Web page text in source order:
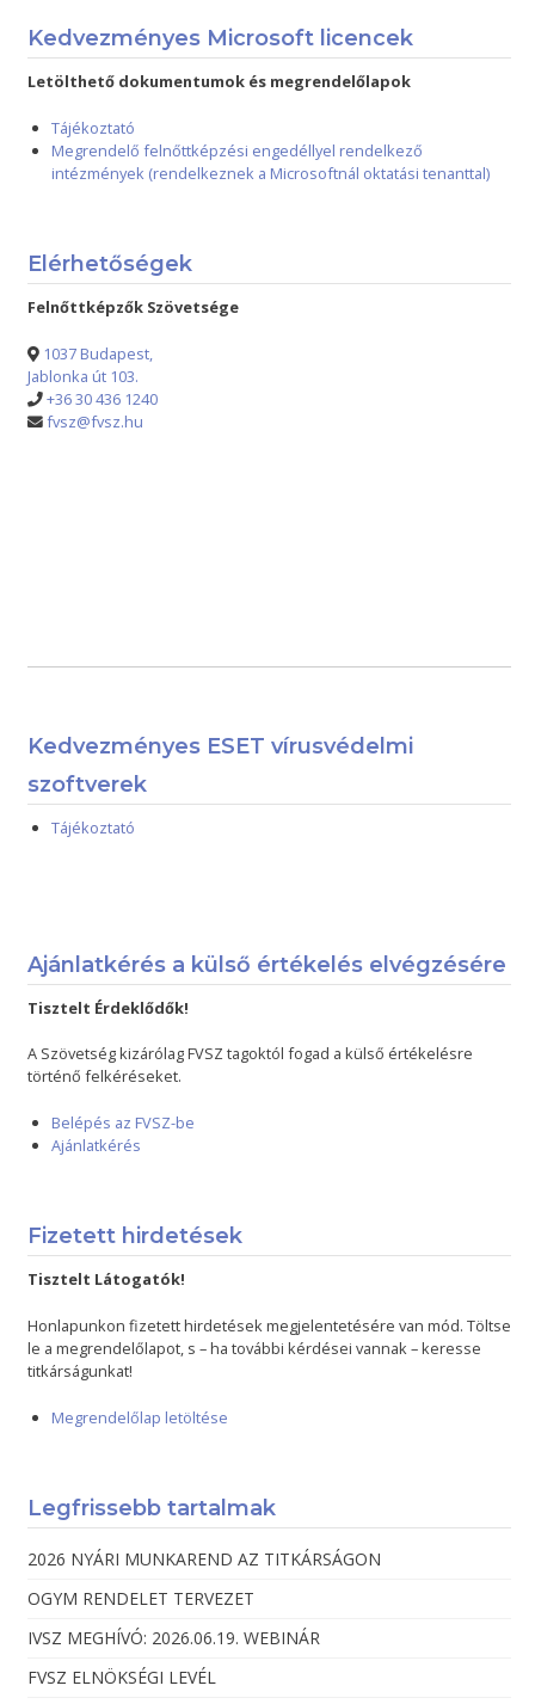
Kedvezményes Microsoft licencek
Letölthető dokumentumok és megrendelőlapok
Tájékoztató
Megrendelő felnőttképzési engedéllyel rendelkező
intézmények (rendelkeznek a Microsoftnál oktatási tenanttal)
Elérhetőségek
Felnőttképzők Szövetsége
1037 Budapest,
Jablonka út 103.
+36 30 436 1240
fvsz@fvsz.hu
Kedvezményes ESET vírusvédelmi
szoftverek
Tájékoztató
Ajánlatkérés a külső értékelés elvégzésére
Tisztelt Érdeklődők!
A Szövetség kizárólag FVSZ tagoktól fogad a külső értékelésre
történő felkéréseket.
Belépés az FVSZ-be
Ajánlatkérés
Fizetett hirdetések
Tisztelt Látogatók!
Honlapunkon fizetett hirdetések megjelentetésére van mód. Töltse
le a megrendelőlapot, s – ha további kérdései vannak – keresse
titkárságunkat!
Megrendelőlap letöltése
Legfrissebb tartalmak
2026 NYÁRI MUNKAREND AZ TITKÁRSÁGON
OGYM RENDELET TERVEZET
IVSZ MEGHÍVÓ: 2026.06.19. WEBINÁR
FVSZ ELNÖKSÉGI LEVÉL